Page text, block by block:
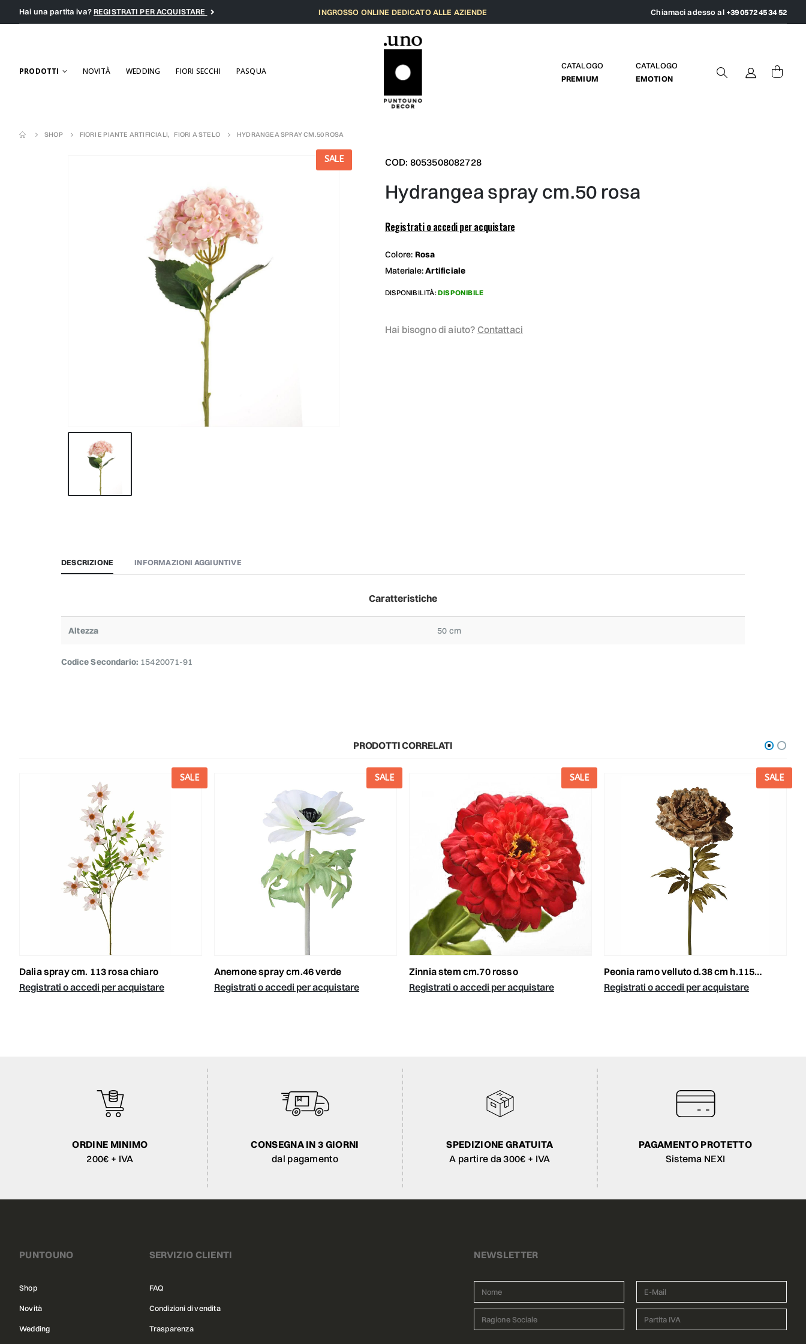
Hai una partita iva?REGISTRATI PER ACQUISTARE INGROSSO ONLINE DEDICATO ALLE AZIENDE Chiamaci adesso al +39 0572 45 34 52
PRODOTTI NOVITÀ WEDDING FIORI SECCHI PASQUA
CATALOGO
PREMIUM
CATALOGO
EMOTION
SHOP FIORI E PIANTE ARTIFICIALI, FIORI A STELO HYDRANGEA SPRAY CM.50 ROSA
SALE COD: 8053508082728
hydrangea spray cm.50 rosa
Registrati o accedi per acquistare
Colore: Rosa
Materiale:Artificiale
DISPONIBILITÀ:DISPONIBILE
Hai bisogno di aiuto? Contattaci
DESCRIZIONE INFORMAZIONI AGGIUNTIVE
Caratteristiche
Altezza 50 cm
Codice Secondario: 15420071-91
PRODOTTI CORRELATI
SALE
dalia spray cm. 113 rosa chiaro
Registrati o accedi per acquistare
SALE
anemone spray cm.46 verde
Registrati o accedi per acquistare
SALE
zinnia stem cm.70 rosso
Registrati o accedi per acquistare
SALE
peonia ramo velluto d.38 cm h.115 cm beige
Registrati o accedi per acquistare
ORDINE MINIMO
200€ + IVA
CONSEGNA IN 3 GIORNI
dal pagamento
SPEDIZIONE GRATUITA
A partire da 300€ + IVA
PAGAMENTO PROTETTO
Sistema NEXI
PUNTOUNO
Shop
Novità
Wedding
SERVIZIO CLIENTI
FAQ
Condizioni di vendita
Trasparenza
NEWSLETTER